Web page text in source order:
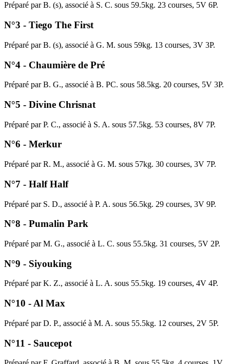
Préparé par B. (s), associé à S. C. sous 59.5kg. 23 courses, 5V 6P.
N°3 - Tiego The First
Préparé par B. (s), associé à G. M. sous 59kg. 13 courses, 3V 3P.
N°4 - Chaumière de Pré
Préparé par B. G., associé à B. PC. sous 58.5kg. 20 courses, 5V 3P.
N°5 - Divine Chrisnat
Préparé par P. C., associé à S. A. sous 57.5kg. 53 courses, 8V 7P.
N°6 - Merkur
Préparé par R. M., associé à G. M. sous 57kg. 30 courses, 3V 7P.
N°7 - Half Half
Préparé par S. D., associé à P. A. sous 56.5kg. 29 courses, 3V 9P.
N°8 - Pumalin Park
Préparé par M. G., associé à L. C. sous 55.5kg. 31 courses, 5V 2P.
N°9 - Siyouking
Préparé par K. Z., associé à L. A. sous 55.5kg. 19 courses, 4V 4P.
N°10 - Al Max
Préparé par D. P., associé à M. A. sous 55.5kg. 12 courses, 2V 5P.
N°11 - Saucepot